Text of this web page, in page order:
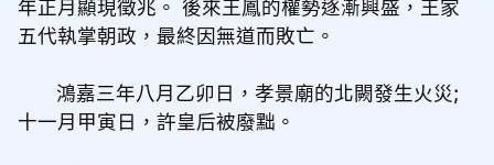
年正月顯現徵兆。 後來王鳳的權勢逐漸興盛，王家
五代執掌朝政，最終因無道而敗亡。
鴻嘉三年八月乙卯日，孝景廟的北闕發生火災;
十一月甲寅日，許皇后被廢黜。